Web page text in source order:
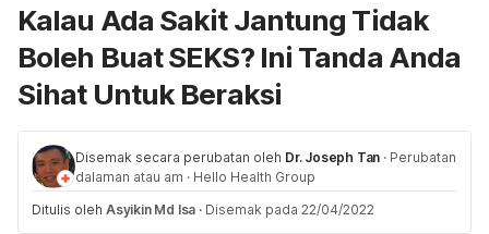
Kalau Ada Sakit Jantung Tidak
Boleh Buat SEKS? Ini Tanda Anda
Sihat Untuk Beraksi
Disemak secara perubatan oleh Dr. Joseph Tan · Perubatan
dalaman atau am · Hello Health Group
Ditulis oleh Asyikin Md Isa · Disemak pada 22/04/2022